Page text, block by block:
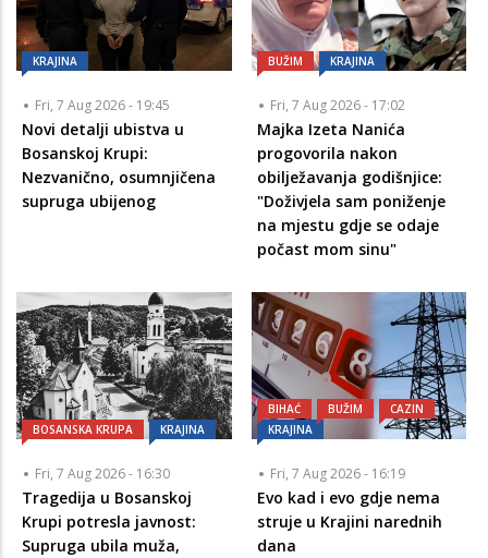
KRAJINA
Fri, 7 Aug 2026 - 19:45
Novi detalji ubistva u
Bosanskoj Krupi:
Nezvanično, osumnjičena
supruga ubijenog
BUŽIM KRAJINA
Fri, 7 Aug 2026 - 17:02
Majka Izeta Nanića
progovorila nakon
obilježavanja godišnjice:
"Doživjela sam poniženje
na mjestu gdje se odaje
počast mom sinu"
BOSANSKA KRUPA KRAJINA
Fri, 7 Aug 2026 - 16:30
Tragedija u Bosanskoj
Krupi potresla javnost:
Supruga ubila muža,
BIHAĆ BUŽIM
CAZIN
KRAJINA
Fri, 7 Aug 2026 - 16:19
Evo kad i evo gdje nema
struje u Krajini narednih
dana